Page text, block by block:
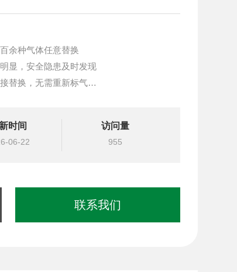
余种气体任意替换
显，安全隐患及时发现
替换，无需重新标气
时间
06-22
访问量
955
联系我们